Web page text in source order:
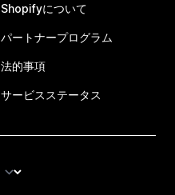
Shopifyについて
パートナープログラム
法的事項
サービスステータス